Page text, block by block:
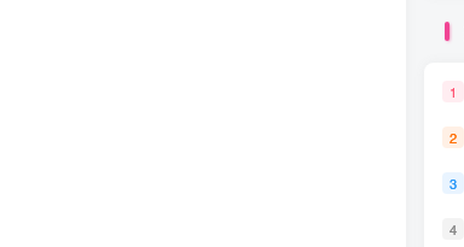
1
2
3
4